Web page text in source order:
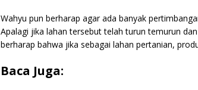
Wahyu pun berharap agar ada banyak
Apalagi jika lahan tersebut telah turun temurun
berharap bahwa jika sebagai lahan pertanian,
Baca Juga: